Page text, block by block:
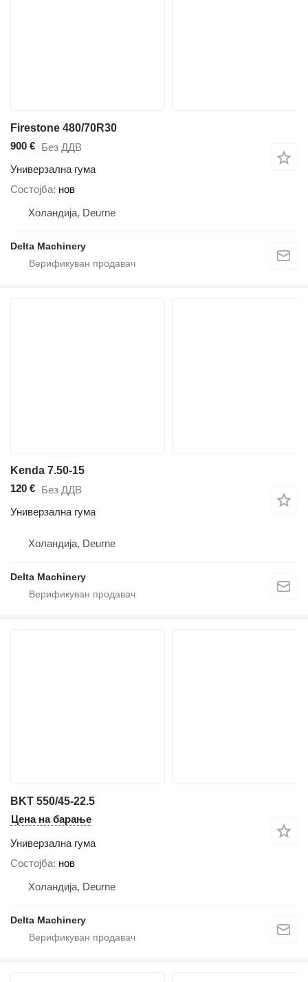
Firestone 480/70R30
900 € Без ДДВ
Универзална гума
Состојба нов
Холандија, Deurne
Delta Machinery
Kenda 7.50-15
120 € Без ДДВ
Универзална гума
Холандија, Deurne
Delta Machinery
BKT 550/45-22.5
Цена на барање
Универзална гума
Состојба нов
Холандија, Deurne
Delta Machinery